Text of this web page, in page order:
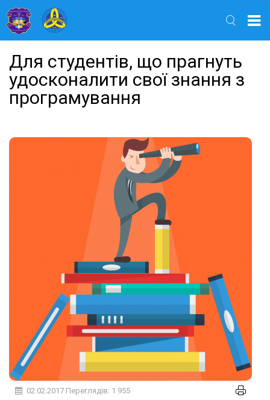
Для студентів, що прагнуть
удосконалити свої знання з
програмування
02.02.2017 Переглядів: 1 955